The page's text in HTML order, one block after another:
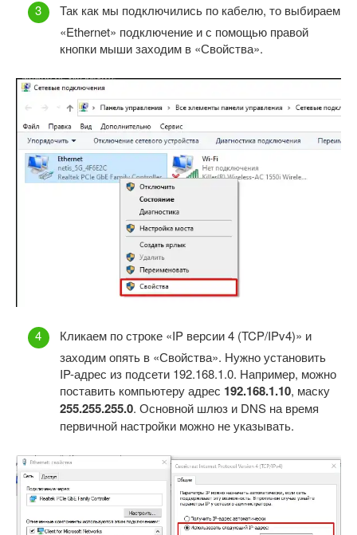
Так как мы подключились по кабелю, то выбираем
«Ethernet» подключение и с помощью правой
кнопки мыши заходим в «Свойства».
Кликаем по строке «IP версии 4 (TCP/IPv4)» и
заходим опять в «Свойства». Нужно установить
IP-адрес из подсети 192.168.1.0. Например, можно
поставить компьютеру адрес 192.168.1.10, маску
255.255.255.0. Основной шлюз и DNS на время
первичной настройки можно не указывать.